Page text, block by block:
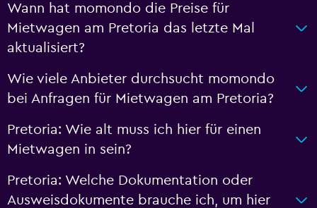
Wann hat momondo die Preise für
Mietwagen am Pretoria das letzte Mal
aktualisiert?
Wie viele Anbieter durchsucht momondo
bei Anfragen für Mietwagen am Pretoria?
Pretoria: Wie alt muss ich hier für einen
Mietwagen in sein?
Pretoria: Welche Dokumentation oder
Ausweisdokumente brauche ich, um hier